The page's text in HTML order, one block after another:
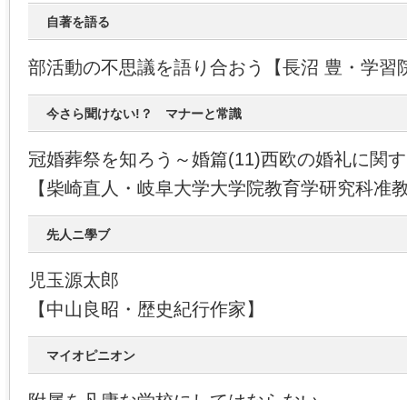
自著を語る
部活動の不思議を語り合おう【長沼 豊・学習
今さら聞けない!？ マナーと常識
冠婚葬祭を知ろう～婚篇(11)西欧の婚礼に関
【柴崎直人・岐阜大学大学院教育学研究科准
先人ニ學ブ
児玉源太郎
【中山良昭・歴史紀行作家】
マイオピニオン